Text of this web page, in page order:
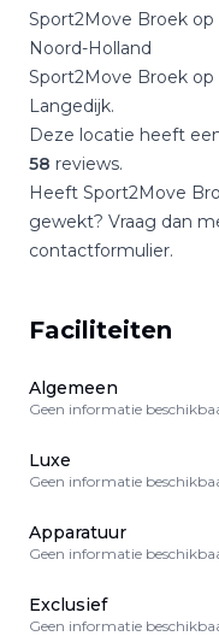
Sport2Move Broek
Noord-Holland
Sport2Move Broek
Langedijk.
Deze locatie heeft
58 reviews.
Heeft Sport2Move
gewekt? Vraag dan
contactformulier.
Faciliteiten
Algemeen
Geen informatie
Luxe
Geen informatie
Apparatuur
Geen informatie
Exclusief
Geen informatie